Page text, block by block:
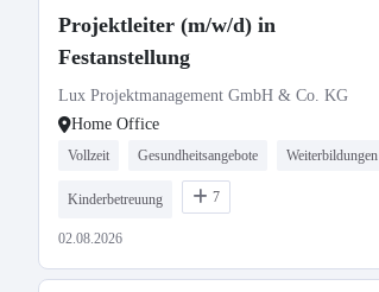
Projektleiter (m/w/d) in
Festanstellung
Lux Projektmanagement GmbH & Co. KG
Home Office
Vollzeit Gesundheitsangebote Weiterbildungen
Kinderbetreuung 7
02.08.2026